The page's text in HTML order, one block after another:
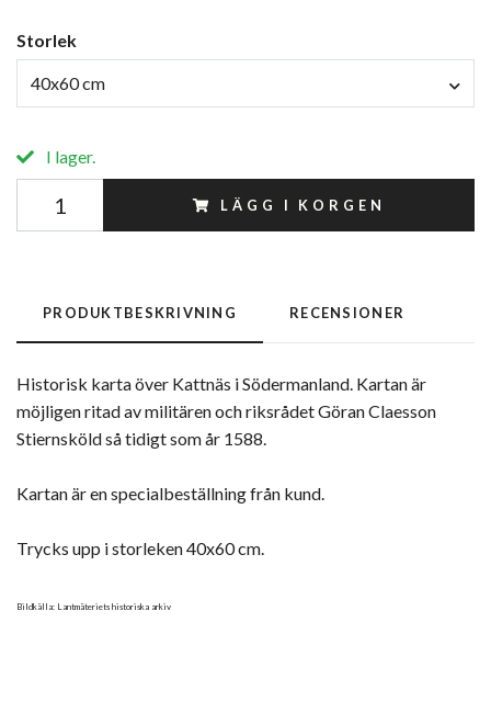
Storlek
40x60 cm
I lager.
LÄGG I KORGEN
PRODUKTBESKRIVNING RECENSIONER
Historisk karta över Kattnäs i Södermanland. Kartan är
möjligen ritad av militären och riksrådet Göran Claesson
Stiernsköld så tidigt som år 1588.
Kartan är en specialbeställning från kund.
Trycks upp i storleken 40x60 cm.
Bildkälla: Lantmäteriets historiska arkiv